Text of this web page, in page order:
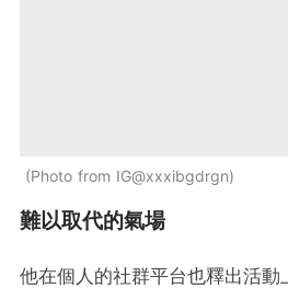
Photo from IG@xxxibgdrgn
難以取代的氣場
他在個人的社群平台也釋出活